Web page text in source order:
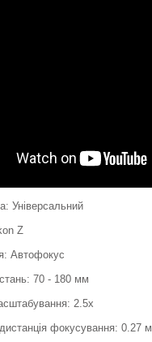
Універсальний
Z
Автофокус
70 - 180 мм
2.5x
фокусування: 0.27 м